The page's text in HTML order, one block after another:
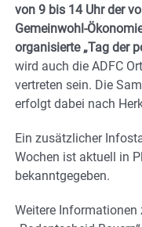
von 9 bis 14 Uhr der
Gemeinwohl-
organisierte „Tag der
wird auch die ADFC
vertreten sein. Die
erfolgt dabei nach
Ein zusätzlicher
Wochen ist aktuell in
bekanntgegeben.
Weitere Informationen